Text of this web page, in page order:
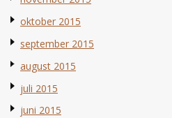
oktober 2015
september 2015
august 2015
juli 2015
juni 2015